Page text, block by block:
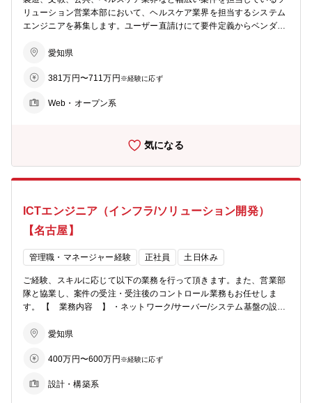
リューション営業本部において、ヘルスケア業界を担当するシステム
エンジニアを募集します。ユーザー直請けにて要件定義からベンダー
べンダー体制の為、顧客ごとに異なる課題・ニーズに対して様々な手
識・経験の幅を広げて頂ける環境です。 《 開発案件 -事例- 》 ■電子
品システムの開発 … 汎用的なソリューションサービス展開 等 ■募集
きます。 ★マルチメーカー、マルチベンダーの体制をとっているた
愛知県
381万円〜711万円 ※経験に応ず
Web・オープン系
気になる
ICTエンジニア（インフラ/ソリューション開発）
【名古屋】
管理職・マネージャー経験 正社員 土日休み
ご経験、スキルに応じて以下の業務を行って頂きます。また、営業部
隊と協業し、案件の受注・受注後のコントロール業務もお任せしま
す。 【 業務内容 】 ・ネットワーク/サーバー/システム基盤の設
ソリューション提案 ・スケジュールの策定、管理、ベンダー管理等の
様の設備･業務に対する案件増加が見込まれるため増員 【 配属
愛知県
400万円〜600万円 ※経験に応ず
設計・構築系